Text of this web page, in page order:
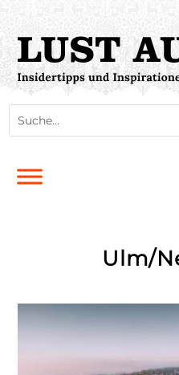
Ulm/